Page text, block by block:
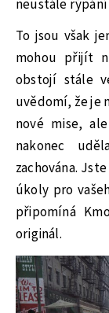
neustále
To jsou však
mohou přijít
obstojí stále
uvědomí, že je
nové mise,
nakonec
zachována.
úkoly pro
připomíná
originál.